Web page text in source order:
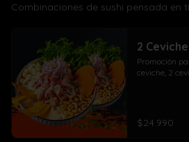
Combinaciones de sushi pensada en
2
Promoción
ceviche, 2
$24.990